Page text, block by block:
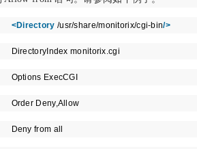
<Directory /usr/share/monitorix/cgi-bin/>
DirectoryIndex monitorix.cgi
Options ExecCGI
Order Deny,Allow
Deny from all